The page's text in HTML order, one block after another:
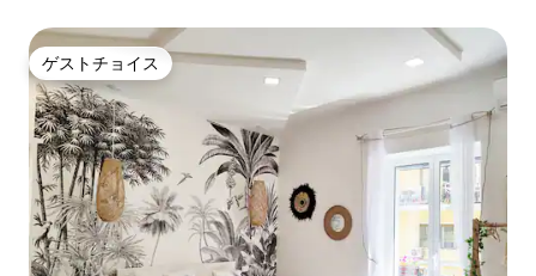
ゲストチョイス
ゲストチョイス